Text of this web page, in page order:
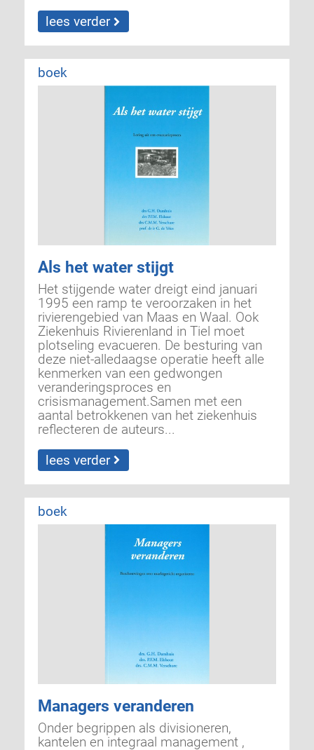
lees verder
boek
Als het water stijgt
Het stijgende water dreigt eind januari
1995 een ramp te veroorzaken in het
rivie­rengebied van Maas en Waal. Ook
Ziekenhuis Rivierenland in Tiel moet
plotseling evacueren. De besturing van
deze niet-alledaagse operatie heeft alle
kenmerken van een gedwongen
veranderingsproces en
crisismanagement.Samen met een
aantal betrokkenen van het ziekenhuis
reflecteren de auteurs...
lees verder
boek
Managers veranderen
Onder begrippen als divisioneren,
kantelen en integraal management ,